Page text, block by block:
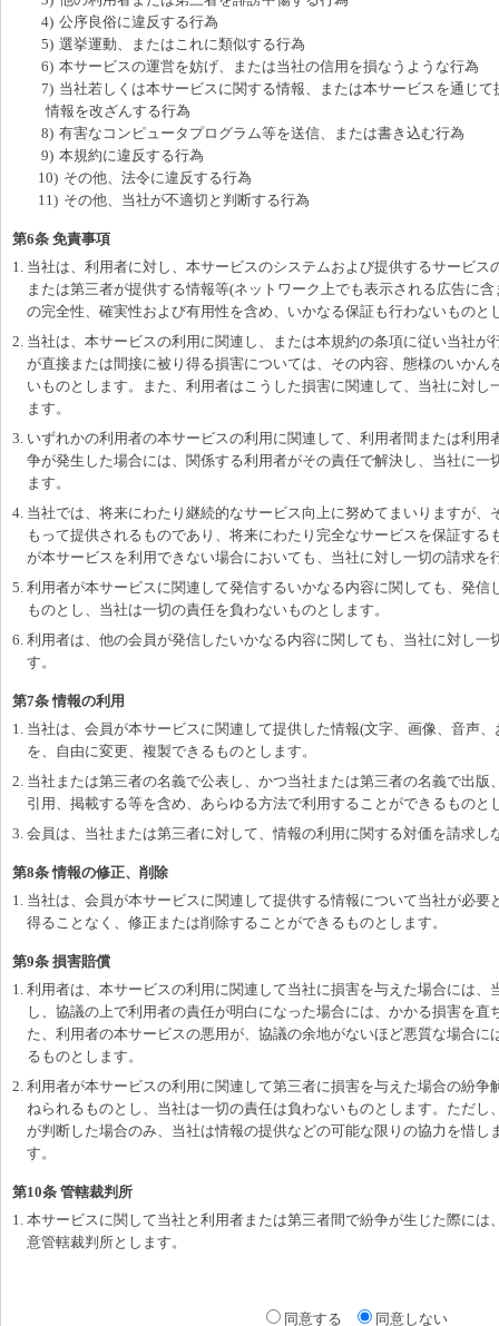
4) 公序良俗に違反する行為
5) 選挙運動、またはこれに類似する行為
6) 本サービスの運営を妨げ、または当社の信用を損なうような行為
7) 当社若しくは本サービスに関する情報、または本サービスを通じて
情報を改ざんする行為
8) 有害なコンピュータプログラム等を送信、または書き込む行為
9) 本規約に違反する行為
10) その他、法令に違反する行為
11) その他、当社が不適切と判断する行為
第6条 免責事項
1. 当社は、利用者に対し、本サービスのシステムおよび提供するサービス
または第三者が提供する情報等(ネットワーク上でも表示される広告に
の完全性、確実性および有用性を含め、いかなる保証も行わないものと
2. 当社は、本サービスの利用に関連し、または本規約の条項に従い当社が
が直接または間接に被り得る損害については、その内容、態様のいかん
いものとします。また、利用者はこうした損害に関連して、当社に対し
ます。
3. いずれかの利用者の本サービスの利用に関連して、利用者間または利用
争が発生した場合には、関係する利用者がその責任で解決し、当社に一
ます。
4. 当社では、将来にわたり継続的なサービス向上に努めてまいりますが、
もって提供されるものであり、将来にわたり完全なサービスを保証する
が本サービスを利用できない場合においても、当社に対し一切の請求を
5. 利用者が本サービスに関連して発信するいかなる内容に関しても、発信
ものとし、当社は一切の責任を負わないものとします。
6. 利用者は、他の会員が発信したいかなる内容に関しても、当社に対し一
す。
第7条 情報の利用
1. 当社は、会員が本サービスに関連して提供した情報(文字、画像、音声
を、自由に変更、複製できるものとします。
2. 当社または第三者の名義で公表し、かつ当社または第三者の名義で出版
引用、掲載する等を含め、あらゆる方法で利用することができるものと
3. 会員は、当社または第三者に対して、情報の利用に関する対価を請求し
第8条 情報の修正、削除
1. 当社は、会員が本サービスに関連して提供する情報について当社が必要
得ることなく、修正または削除することができるものとします。
第9条 損害賠償
1. 利用者は、本サービスの利用に関連して当社に損害を与えた場合には、
し、協議の上で利用者の責任が明白になった場合には、かかる損害を直
た、利用者の本サービスの悪用が、協議の余地がないほど悪質な場合に
るものとします。
2. 利用者が本サービスの利用に関連して第三者に損害を与えた場合の紛争
ねられるものとし、当社は一切の責任は負わないものとします。ただし
が判断した場合のみ、当社は情報の提供などの可能な限りの協力を惜し
す。
第10条 管轄裁判所
1. 本サービスに関して当社と利用者または第三者間で紛争が生じた際には
意管轄裁判所とします。
同意する 同意しない